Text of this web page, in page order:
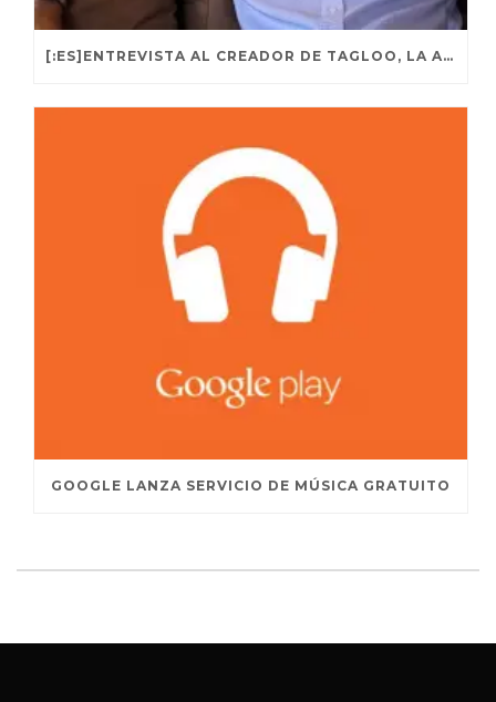
[:ES]ENTREVISTA AL CREADOR DE TAGLOO, LA APP QUE VIENE A REVOLUCIONAR COMPARTIMOS FOTOS[:EN]ENTREVISTA AL CREADOR DE TAGLOO, LA APP QUE VIENE A REVOLUCIONAR CÓMO CLASIFICAMOS Y COMPARTIMOS FOTOS[:]
GOOGLE LANZA SERVICIO DE MÚSICA GRATUITO